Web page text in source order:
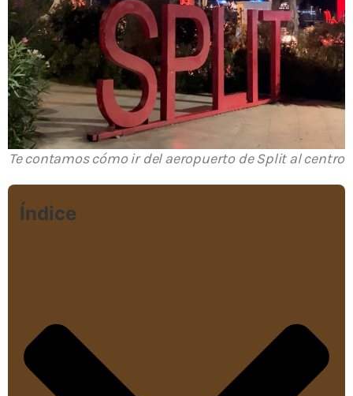
Te contamos cómo ir del aeropuerto de Split al centro
Índice